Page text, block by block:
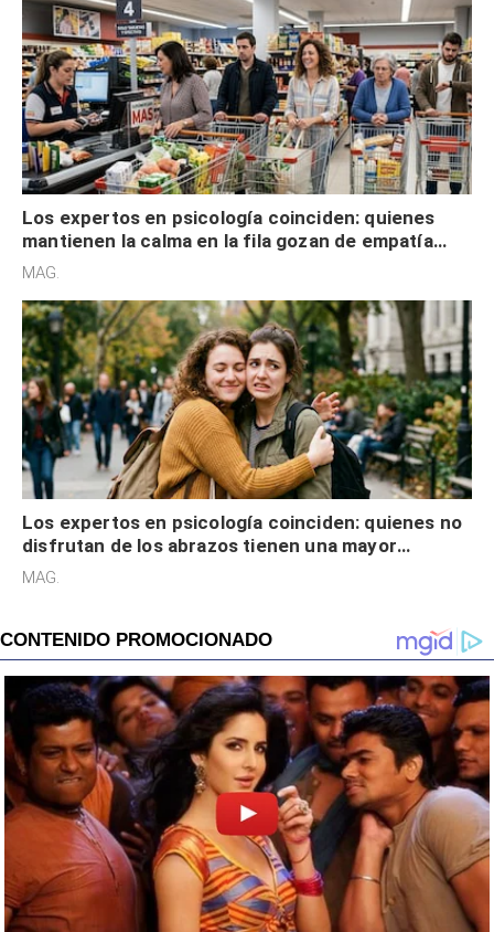
Los expertos en psicología coinciden: quienes
mantienen la calma en la fila gozan de empatía
cognitiva, gratitud y no solo tienen autocontrol
MAG.
Los expertos en psicología coinciden: quienes no
disfrutan de los abrazos tienen una mayor
sensibilidad a los estímulos físicos y no es por
desinterés
MAG.